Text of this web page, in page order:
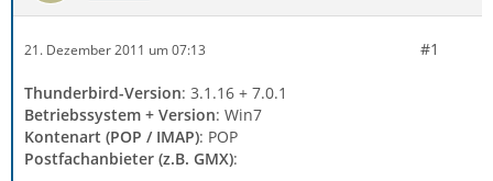
21. Dezember 2011 um 07:13 #1
Thunderbird-Version: 3.1.16 + 7.0.1
Betriebssystem + Version: Win7
Kontenart (POP / IMAP): POP
Postfachanbieter (z.B. GMX):